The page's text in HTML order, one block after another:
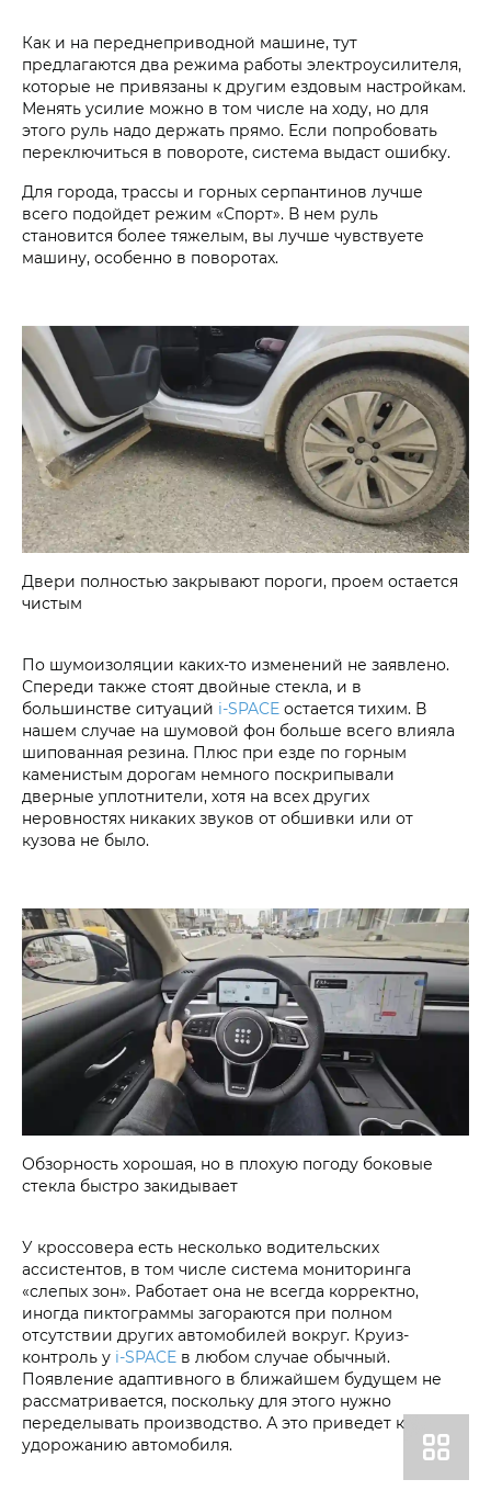
Как и на переднеприводной машине, тут
предлагаются два режима работы электроусилителя,
которые не привязаны к другим ездовым настройкам.
Менять усилие можно в том числе на ходу, но для
этого руль надо держать прямо. Если попробовать
переключиться в повороте, система выдаст ошибку.
Для города, трассы и горных серпантинов лучше
всего подойдет режим «Спорт». В нем руль
становится более тяжелым, вы лучше чувствуете
машину, особенно в поворотах.
Двери полностью закрывают пороги, проем остается
чистым
По шумоизоляции каких-то изменений не заявлено.
Спереди также стоят двойные стекла, и в
большинстве ситуаций i‑SPACE остается тихим. В
нашем случае на шумовой фон больше всего влияла
шипованная резина. Плюс при езде по горным
каменистым дорогам немного поскрипывали
дверные уплотнители, хотя на всех других
неровностях никаких звуков от обшивки или от
кузова не было.
Обзорность хорошая, но в плохую погоду боковые
стекла быстро закидывает
У кроссовера есть несколько водительских
ассистентов, в том числе система мониторинга
«слепых зон». Работает она не всегда корректно,
иногда пиктограммы загораются при полном
отсутствии других автомобилей вокруг. Круиз-
контроль у i‑SPACE в любом случае обычный.
Появление адаптивного в ближайшем будущем не
рассматривается, поскольку для этого нужно
переделывать производство. А это приведет к
удорожанию автомобиля.